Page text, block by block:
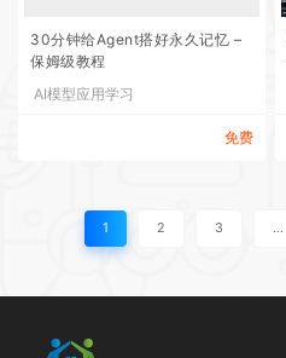
30分钟给Agent搭好永久记忆 –
保姆级教程
AI模型应用学习
免费
1 2 3 …